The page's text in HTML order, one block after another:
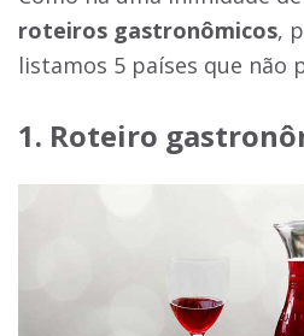
roteiros gastronômicos,
listamos 5 países que não
1. Roteiro